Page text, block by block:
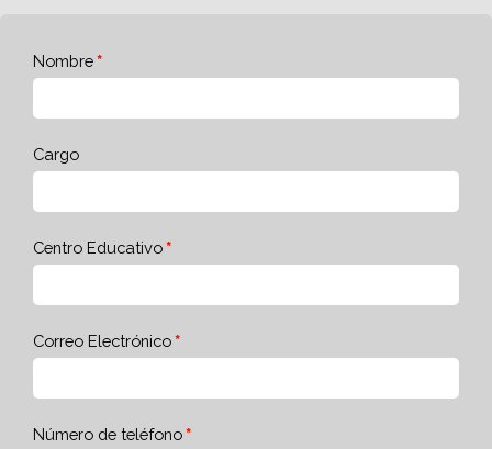
Nombre
Cargo
Centro Educativo
Correo Electrónico
Número de teléfono